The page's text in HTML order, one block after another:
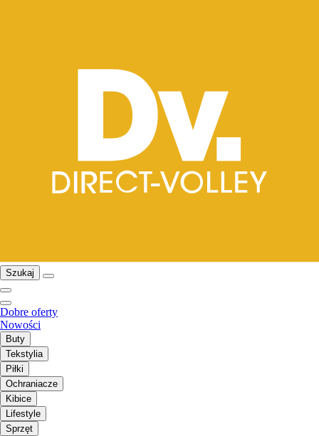
Szukaj
Dobre oferty
Nowości
Buty
Tekstylia
Piłki
Ochraniacze
Kibice
Lifestyle
Sprzęt